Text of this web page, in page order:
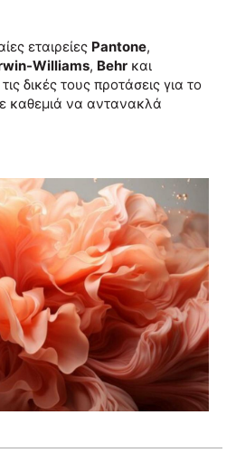
εταιρείες Pantone,
Williams, Behr και
δικές τους προτάσεις για το
καθεμιά να αντανακλά